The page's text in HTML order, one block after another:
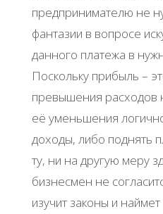
предпринимателю не
фантазии в вопросе
данного платежа в
Поскольку прибыль –
превышения расходов
её уменьшения
доходы, либо поднять
ту, ни на другую меру
бизнесмен не
изучит законы и